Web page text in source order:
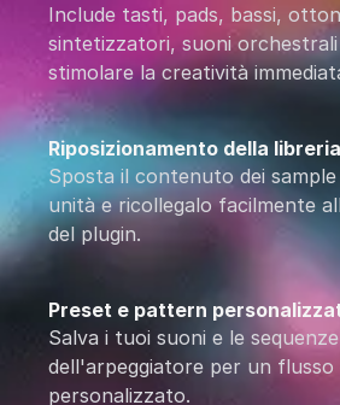
Include tasti, pads, bassi,
sintetizzatori, suoni
stimolare la creatività
Riposizionamento della libreria
Sposta il contenuto dei sample
unità e ricollegalo facilmente
del plugin.
Preset e pattern
Salva i tuoi suoni e le sequenze
dell'arpeggiatore per un flusso
personalizzato.